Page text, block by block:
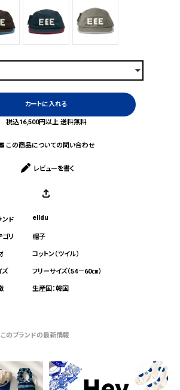
カートに入れる
税込16,500円以上 送料無料
この商品についての問い合わせ
レビューを書く
elldu
帽子
コットン（ツイル）
フリーサイズ（54－60㎝）
生産国：韓国
このブランドの最新情報